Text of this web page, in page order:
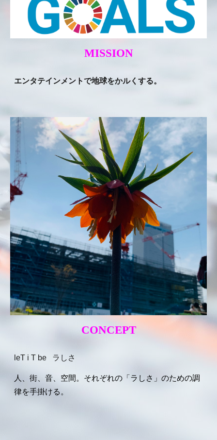
MISSION
エンタテインメントで地球をかルくする。
CONCEPT
leT i T be ラしさ
人、街、音、空間。それぞれの「 ラ しさ」のための調
律を手掛ける。